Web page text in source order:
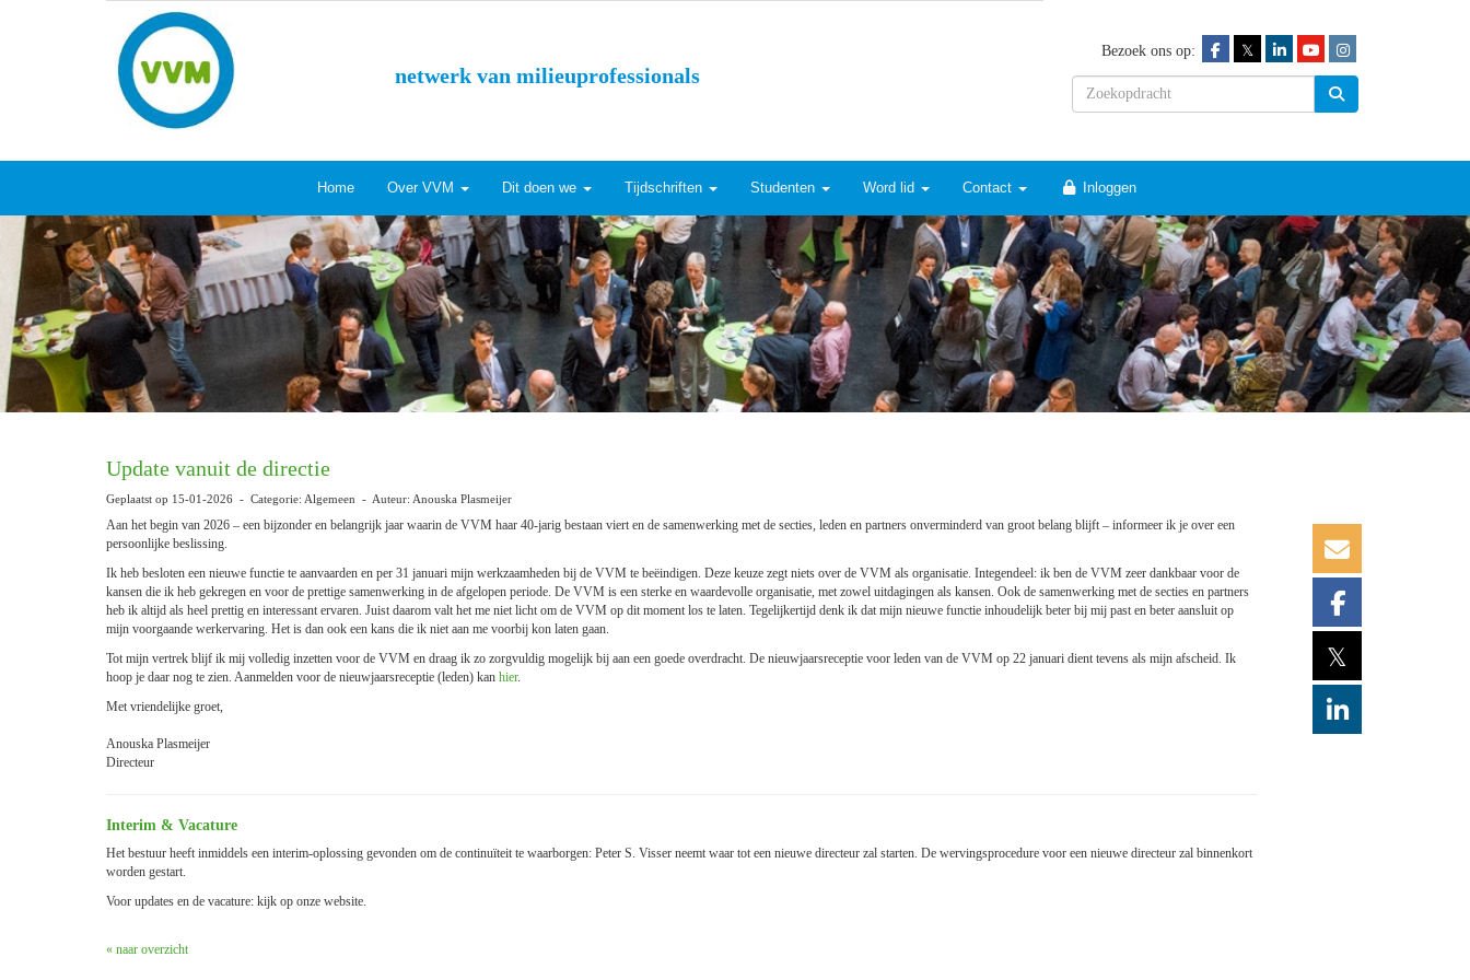
netwerk van milieuprofessionals
Bezoek ons op: 𝕏
Home Over VVM Dit doen we Tijdschriften Studenten Word lid Contact Inloggen
Update vanuit de directie
Geplaatst op 15-01-2026 - Categorie: Algemeen - Auteur: Anouska Plasmeijer
Aan het begin van 2026 – een bijzonder en belangrijk jaar waarin de VVM haar 40-jarig bestaan viert en de samenwerking met de secties, leden en partners onverminderd van groot belang blijft – informeer ik je over een
persoonlijke beslissing.
Ik heb besloten een nieuwe functie te aanvaarden en per 31 januari mijn werkzaamheden bij de VVM te beëindigen. Deze keuze zegt niets over de VVM als organisatie. Integendeel: ik ben de VVM zeer dankbaar voor de
kansen die ik heb gekregen en voor de prettige samenwerking in de afgelopen periode. De VVM is een sterke en waardevolle organisatie, met zowel uitdagingen als kansen. Ook de samenwerking met de secties en partners
heb ik altijd als heel prettig en interessant ervaren. Juist daarom valt het me niet licht om de VVM op dit moment los te laten. Tegelijkertijd denk ik dat mijn nieuwe functie inhoudelijk beter bij mij past en beter aansluit op
mijn voorgaande werkervaring. Het is dan ook een kans die ik niet aan me voorbij kon laten gaan.
Tot mijn vertrek blijf ik mij volledig inzetten voor de VVM en draag ik zo zorgvuldig mogelijk bij aan een goede overdracht. De nieuwjaarsreceptie voor leden van de VVM op 22 januari dient tevens als mijn afscheid. Ik
hoop je daar nog te zien. Aanmelden voor de nieuwjaarsreceptie (leden) kan hier.
Met vriendelijke groet,
Anouska Plasmeijer
Directeur
Interim & Vacature
Het bestuur heeft inmiddels een interim-oplossing gevonden om de continuïteit te waarborgen: Peter S. Visser neemt waar tot een nieuwe directeur zal starten. De wervingsprocedure voor een nieuwe directeur zal binnenkort
worden gestart.
Voor updates en de vacature: kijk op onze website.
« naar overzicht
𝕏